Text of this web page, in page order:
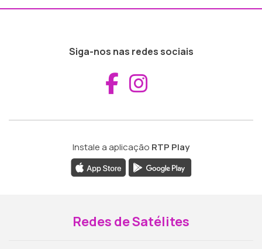
Siga-nos nas redes sociais
Aceder ao
Instale a aplicação RTP Play
Redes de Satélites